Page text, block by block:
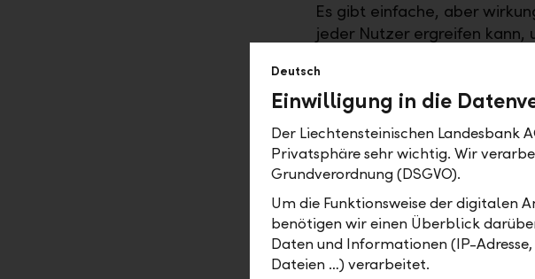
Es gibt einfache, aber
jeder Nutzer ergreifen kann,
Betriebssystems schliessen
ausnutzen könnten. Ebenso
Bankdaten gemieden
Die neue LLB Banking App
Um den wachsenden
werden, geht die LLB einen
Banking App. Sie vereint die
Deutsch
Einwilligung in die
Der Liechtensteinischen Landesbank
Privatsphäre sehr wichtig. Wir
Grundverordnung (DSGVO).
Um die Funktionsweise der digitalen
benötigen wir einen Überblick
Daten und Informationen (IP-
Dateien …) verarbeitet.